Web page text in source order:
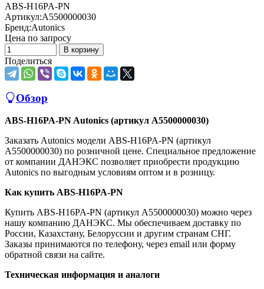
ABS-H16PA-PN
Артикул:A5500000030
Бренд:Autonics
Цена по запросу
В корзину
Поделиться
Обзор
ABS-H16PA-PN Autonics (артикул A5500000030)
Заказать Autonics модели ABS-H16PA-PN (артикул
A5500000030) по розничной цене. Специальное предложение
от компании ДАНЭКС позволяет приобрести продукцию
Autonics по выгодным условиям оптом и в розницу.
Как купить ABS-H16PA-PN
Купить ABS-H16PA-PN (артикул A5500000030) можно через
нашу компанию ДАНЭКС. Мы обеспечиваем доставку по
России, Казахстану, Белоруссии и другим странам СНГ.
Заказы принимаются по телефону, через email или форму
обратной связи на сайте.
Техническая информация и аналоги